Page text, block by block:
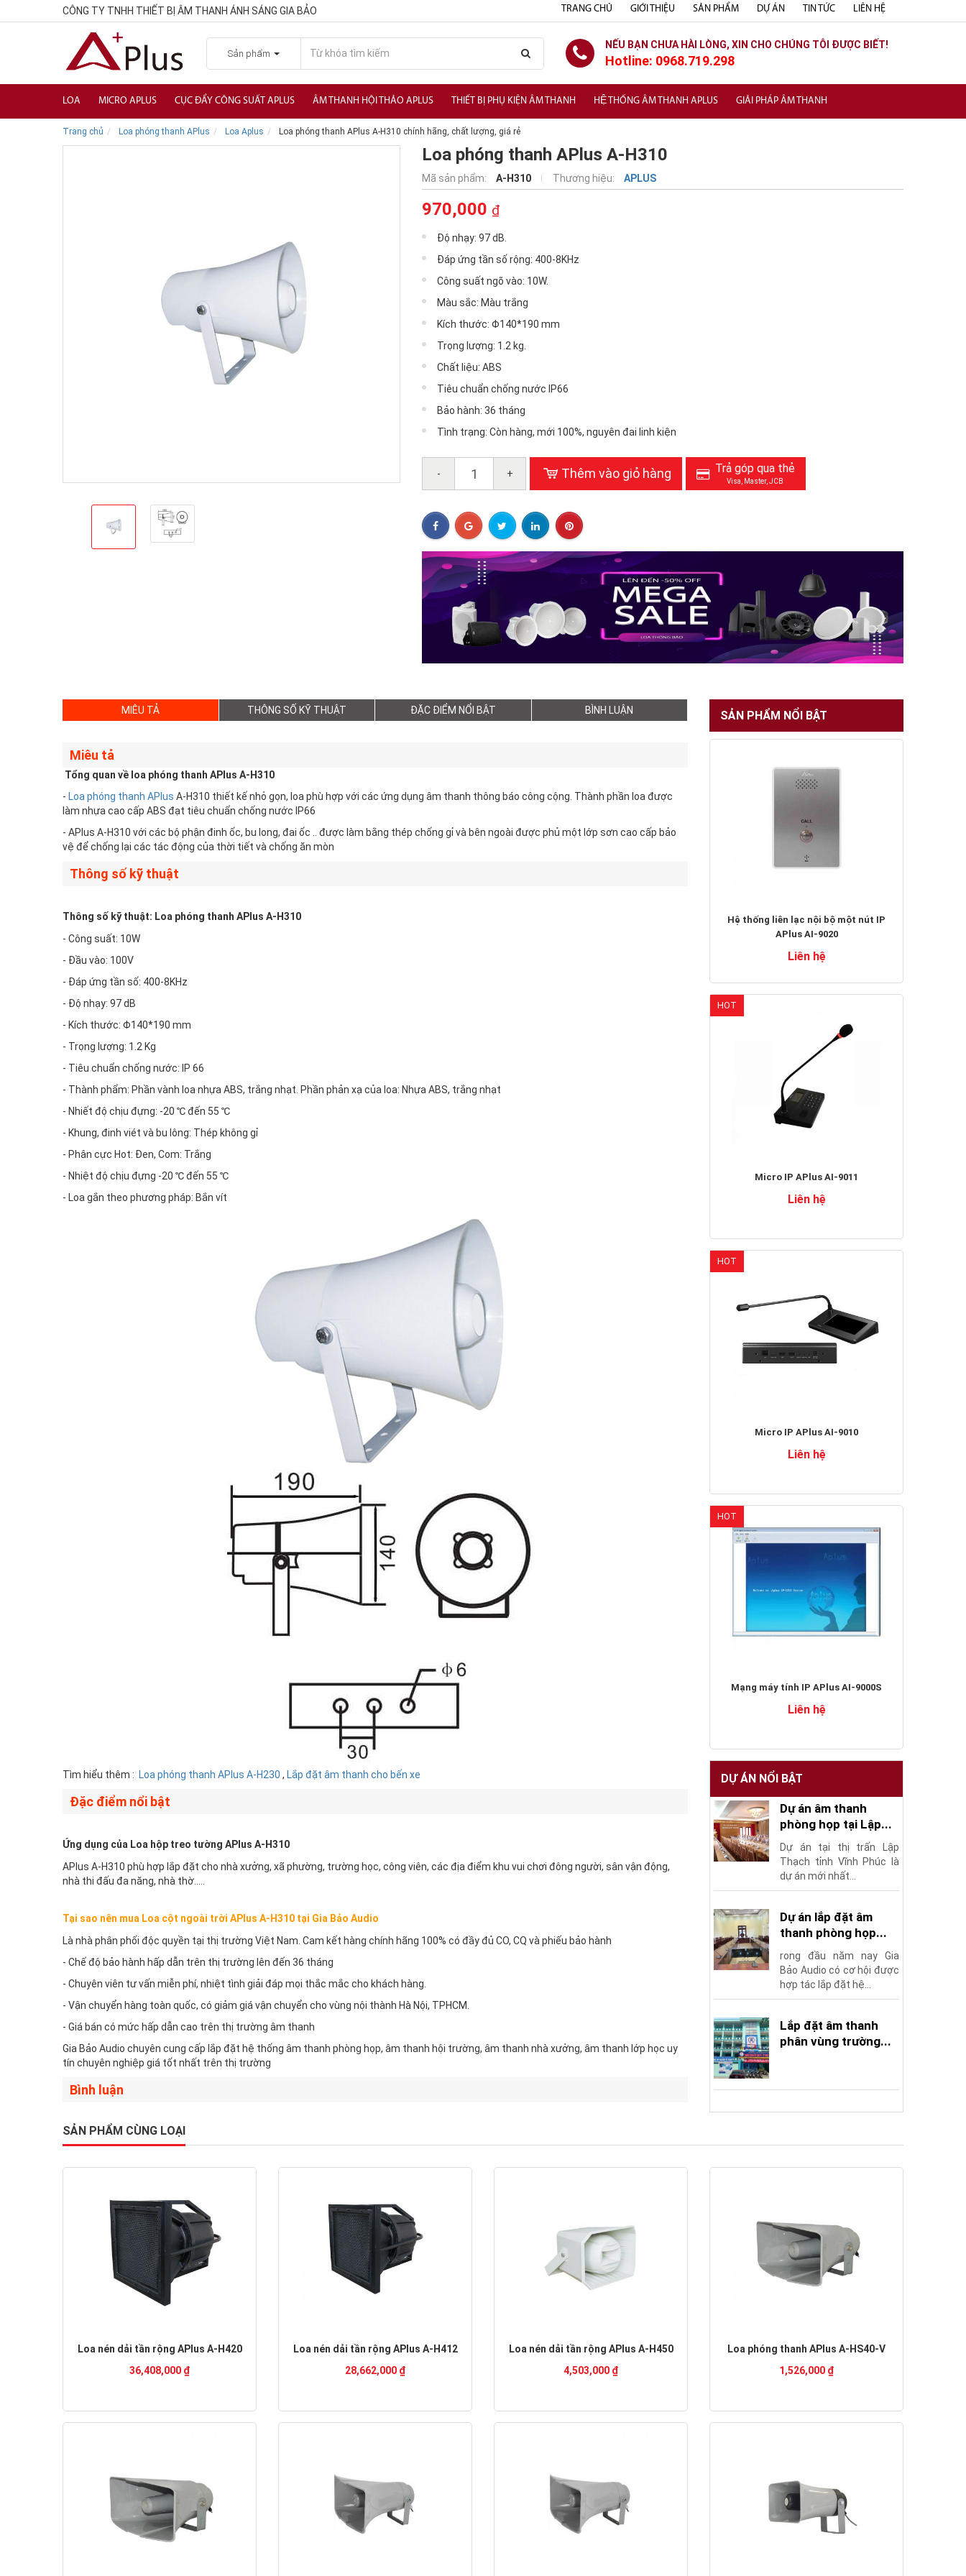
CÔNG TY TNHH THIẾT BỊ ÂM THANH ÁNH SÁNG GIA BẢO TRANG CHỦ GIỚI THIỆU SẢN PHẨM DỰ ÁN TIN TỨC LIÊN HỆ
Sản phẩm
NẾU BẠN CHƯA HÀI LÒNG, XIN CHO CHÚNG TÔI ĐƯỢC BIẾT!
Hotline: 0968.719.298
LOA MICRO APLUS CỤC ĐẨY CÔNG SUẤT APLUS ÂM THANH HỘI THẢO APLUS THIẾT BỊ PHỤ KIỆN ÂM THANH HỆ THỐNG ÂM THANH APLUS GIẢI PHÁP ÂM THANH
Trang chủ Loa phóng thanh APlus Loa Aplus Loa phóng thanh APlus A-H310 chính hãng, chất lượng, giá rẻ
Loa phóng thanh APlus A-H310
Mã sản phẩm: A-H310 Thương hiệu: APLUS
970,000 ₫
Độ nhạy: 97 dB.
Đáp ứng tần số rộng: 400-8KHz
Công suất ngõ vào: 10W.
Màu sắc: Màu trắng
Kích thước: Φ140*190 mm
Trọng lượng: 1.2 kg.
Chất liệu: ABS
Tiêu chuẩn chống nước IP66
Bảo hành: 36 tháng
Tình trạng: Còn hàng, mới 100%, nguyên đai linh kiện
- + Thêm vào giỏ hàng Trả góp qua thẻ
Visa, Master, JCB
MIÊU TẢ THÔNG SỐ KỸ THUẬT ĐẶC ĐIỂM NỔI BẬT BÌNH LUẬN
Miêu tả
Tổng quan về loa phóng thanh APlus A-H310
- Loa phóng thanh APlus A-H310 thiết kế nhỏ gọn, loa phù hợp với các ứng dụng âm thanh thông báo công cộng. Thành phần loa được
làm nhựa cao cấp ABS đạt tiêu chuẩn chống nước IP66
- APlus A-H310 với các bộ phận đinh ốc, bu long, đai ốc .. được làm bằng thép chống gỉ và bên ngoài được phủ một lớp sơn cao cấp bảo
vệ để chống lại các tác động của thời tiết và chống ăn mòn
Thông số kỹ thuật
Thông số kỹ thuật: Loa phóng thanh APlus A-H310
- Công suất: 10W
- Đầu vào: 100V
- Đáp ứng tần số: 400-8KHz
- Độ nhạy: 97 dB
- Kích thước: Φ140*190 mm
- Trọng lượng: 1.2 Kg
- Tiêu chuẩn chống nước: IP 66
- Thành phẩm: Phần vành loa nhựa ABS, trắng nhạt. Phần phản xạ của loa: Nhựa ABS, trắng nhạt
- Nhiết độ chịu đựng: -20 ℃ đến 55 ℃
- Khung, đinh viét và bu lông: Thép không gỉ
- Phân cực Hot: Đen, Com: Trắng
- Nhiệt độ chịu đựng -20 ℃ đến 55 ℃
- Loa gắn theo phương pháp: Bắn vít
Tìm hiểu thêm : Loa phóng thanh APlus A-H230 , Lắp đặt âm thanh cho bến xe
Đặc điểm nổi bật
Ứng dụng của Loa hộp treo tường APlus A-H310
APlus A-H310 phù hợp lắp đặt cho nhà xưởng, xã phường, trường học, công viên, các địa điểm khu vui chơi đông người, sân vận động,
nhà thi đấu đa năng, nhà thờ…..
Tại sao nên mua Loa cột ngoài trời APlus A-H310 tại Gia Bảo Audio
Là nhà phân phối độc quyền tại thị trường Việt Nam. Cam kết hàng chính hãng 100% có đầy đủ CO, CQ và phiếu bảo hành
- Chế độ bảo hành hấp dẫn trên thị trường lên đến 36 tháng
- Chuyên viên tư vấn miễn phí, nhiệt tình giải đáp mọi thắc mắc cho khách hàng.
- Vận chuyển hàng toàn quốc, có giảm giá vận chuyển cho vùng nội thành Hà Nội, TPHCM.
- Giá bán có mức hấp dẫn cao trên thị trường âm thanh
Gia Bảo Audio chuyên cung cấp lắp đặt hệ thống âm thanh phòng họp, âm thanh hội trường, âm thanh nhà xưởng, âm thanh lớp học uy
tín chuyên nghiệp giá tốt nhất trên thị trường
Bình luận
SẢN PHẨM NỔI BẬT
Hệ thống liên lạc nội bộ một nút IP
APlus AI-9020
Liên hệ
HOT
Micro IP APlus AI-9011
Liên hệ
HOT
Micro IP APlus AI-9010
Liên hệ
HOT
Mạng máy tính IP APlus AI-9000S
Liên hệ
DỰ ÁN NỔI BẬT
Dự án âm thanh
phòng họp tại Lập...
Dự án tại thị trấn Lập
Thạch tỉnh Vĩnh Phúc là
dự án mới nhất...
Dự án lắp đặt âm
thanh phòng họp...
rong đầu năm nay Gia
Bảo Audio có cơ hội được
hợp tác lắp đặt hệ...
Lắp đặt âm thanh
phân vùng trường...
SẢN PHẨM CÙNG LOẠI
Loa nén dải tần rộng APlus A-H420
36,408,000 ₫
Loa nén dải tần rộng APlus A-H412
28,662,000 ₫
Loa nén dải tần rộng APlus A-H450
4,503,000 ₫
Loa phóng thanh APlus A-HS40-V
1,526,000 ₫